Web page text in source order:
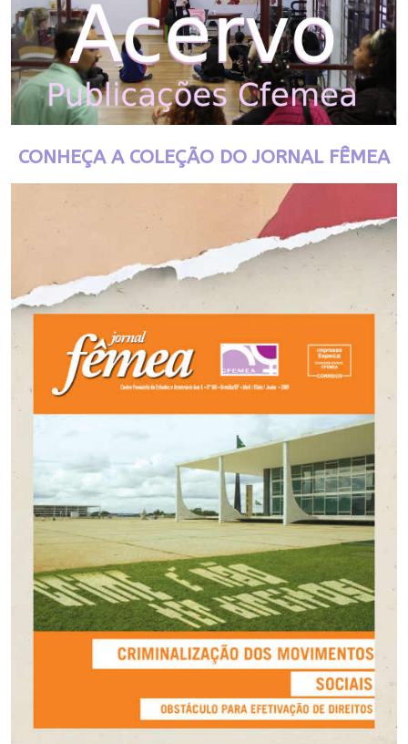
CONHEÇA A COLEÇÃO DO JORNAL FÊMEA